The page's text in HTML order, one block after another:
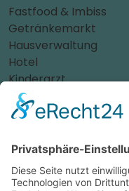
Fastfood & Imbiss
Getränkemarkt
Hausverwaltung
Hotel
Kinderarzt
Personalvermittler
Weitere Sportvereine
Zahnarzt
Tennis
Tankstelle